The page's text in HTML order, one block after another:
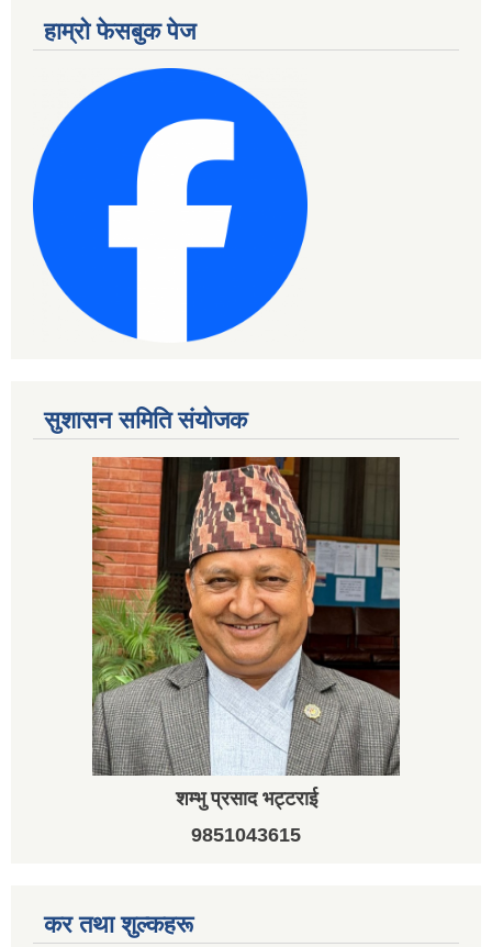
हाम्रो फेसबुक पेज
सुशासन समिति संयोजक
शम्भु प्रसाद भट्टराई
9851043615
कर तथा शुल्कहरू